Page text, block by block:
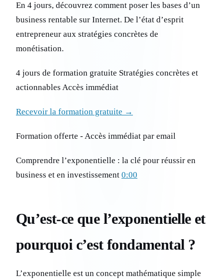
En 4 jours, découvrez comment poser les bases d’un
business rentable sur Internet. De l’état d’esprit
entrepreneur aux stratégies concrètes de
monétisation.
4 jours de formation gratuite Stratégies concrètes et
actionnables Accès immédiat
Recevoir la formation gratuite →
Formation offerte - Accès immédiat par email
Comprendre l’exponentielle : la clé pour réussir en
business et en investissement 0:00
Qu’est-ce que l’exponentielle et
pourquoi c’est fondamental ?
L’exponentielle est un concept mathématique simple